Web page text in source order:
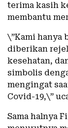
terima kasih
membantu
\”Kami hanya
diberikan
kesehatan,
simbolis
mengingat
Covid-19,\”
Sama halnya